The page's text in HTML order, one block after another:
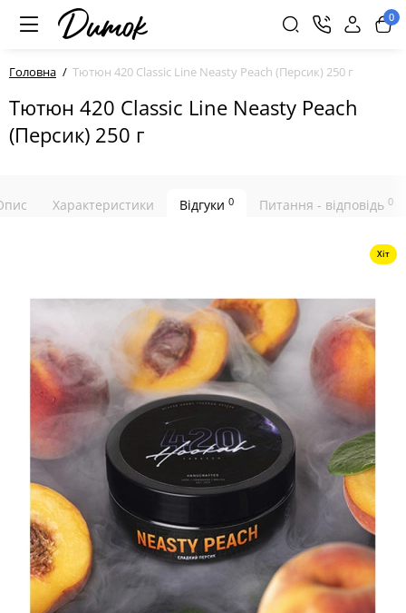
0
Головна Тютюн 420 Classic Line Neasty Peach (Персик) 250 г
Тютюн 420 Classic Line Neasty Peach
(Персик) 250 г
Характеристики Відгуки 0 Питання - відповідь 0
Хіт